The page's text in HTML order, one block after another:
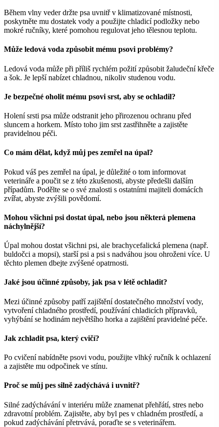
Během vlny veder držte psa uvnitř v klimatizované místnosti,
poskytněte mu dostatek vody a použijte chladicí podložky nebo
mokré ručníky, které pomohou regulovat jeho tělesnou teplotu.
Může ledová voda způsobit mému psovi problémy?
Ledová voda může při příliš rychlém požití způsobit žaludeční křeče
a šok. Je lepší nabízet chladnou, nikoliv studenou vodu.
Je bezpečné oholit mému psovi srst, aby se ochladil?
Holení srsti psa může odstranit jeho přirozenou ochranu před
sluncem a horkem. Místo toho jim srst zastřihněte a zajistěte
pravidelnou péči.
Co mám dělat, když můj pes zemřel na úpal?
Pokud váš pes zemřel na úpal, je důležité o tom informovat
veterináře a poučit se z této zkušenosti, abyste předešli dalším
případům. Podělte se o své znalosti s ostatními majiteli domácích
zvířat, abyste zvýšili povědomí.
Mohou všichni psi dostat úpal, nebo jsou některá plemena
náchylnější?
Úpal mohou dostat všichni psi, ale brachycefalická plemena (např.
buldočci a mopsi), starší psi a psi s nadváhou jsou ohroženi více. U
těchto plemen dbejte zvýšené opatrnosti.
Jaké jsou účinné způsoby, jak psa v létě ochladit?
Mezi účinné způsoby patří zajištění dostatečného množství vody,
vytvoření chladného prostředí, používání chladicích přípravků,
vyhýbání se hodinám největšího horka a zajištění pravidelné péče.
Jak zchladit psa, který cvičí?
Po cvičení nabídněte psovi vodu, použijte vlhký ručník k ochlazení
a zajistěte mu odpočinek ve stínu.
Proč se můj pes silně zadýchává i uvnitř?
Silné zadýchávání v interiéru může znamenat přehřátí, stres nebo
zdravotní problém. Zajistěte, aby byl pes v chladném prostředí, a
pokud zadýchávání přetrvává, poraďte se s veterinářem.